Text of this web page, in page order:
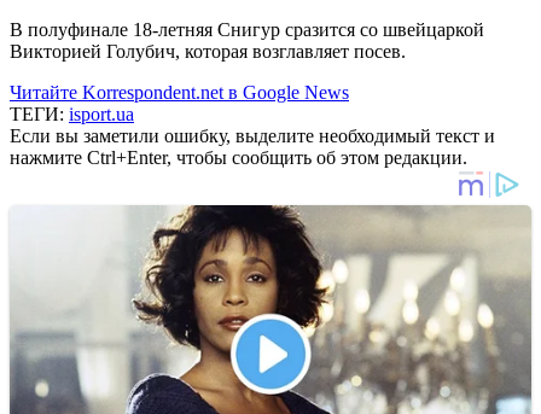
В полуфинале 18-летняя Снигур сразится со швейцаркой
Викторией Голубич, которая возглавляет посев.
Читайте Korrespondent.net в Google News
ТЕГИ: isport.ua
Если вы заметили ошибку, выделите необходимый текст и
нажмите Ctrl+Enter, чтобы сообщить об этом редакции.